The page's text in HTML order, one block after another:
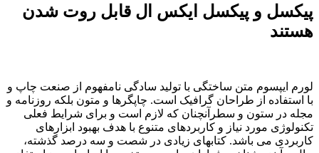
پیکسل و پیکسل ایکس ال قابل روت شدن
هستند
لورم ایپسوم متن ساختگی با تولید سادگی نامفهوم از صنعت چاپ و
با استفاده از طراحان گرافیک است. چاپگرها و متون بلکه روزنامه و
مجله در ستون و سطرآنچنان که لازم است و برای شرایط فعلی
تکنولوژی مورد نیاز و کاربردهای متنوع با هدف بهبود ابزارهای
کاربردی می باشد. کتابهای زیادی در شصت و سه درصد گذشته،